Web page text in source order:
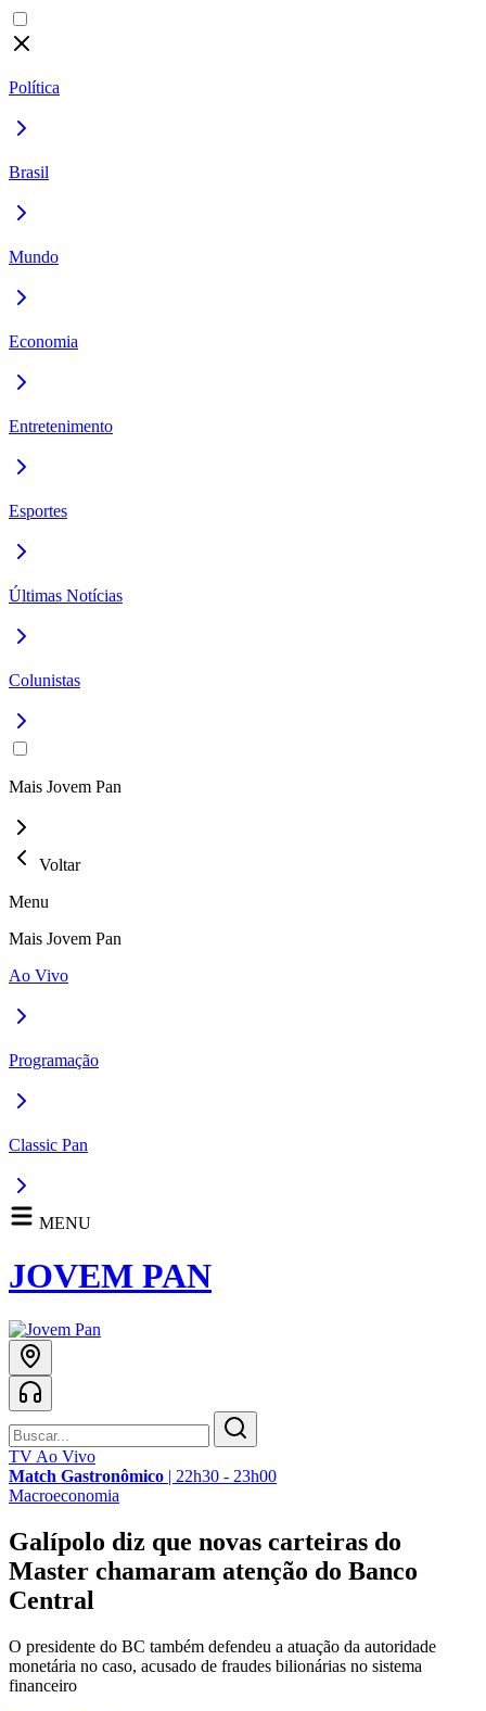
Política
Brasil
Mundo
Economia
Entretenimento
Esportes
Últimas Notícias
Colunistas
Mais Jovem Pan
Voltar
Menu
Mais Jovem Pan
Ao Vivo
Programação
Classic Pan
MENU
JOVEM PAN
TV Ao Vivo
Match Gastronômico | 22h30 - 23h00
Macroeconomia
Galípolo diz que novas carteiras do
Master chamaram atenção do Banco
Central
O presidente do BC também defendeu a atuação da autoridade
monetária no caso, acusado de fraudes bilionárias no sistema
financeiro